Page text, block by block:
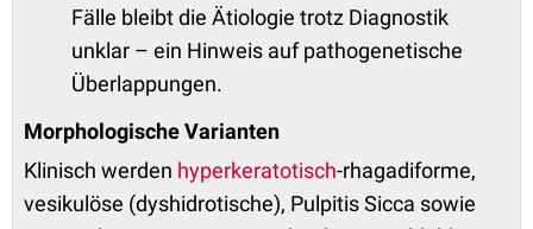
Fälle bleibt die Ätiologie trotz Diagnostik
unklar – ein Hinweis auf pathogenetische
Überlappungen.
Morphologische Varianten
Klinisch werden hyperkeratotisch-rhagadiforme,
vesikulöse (dyshidrotische), Pulpitis Sicca sowie